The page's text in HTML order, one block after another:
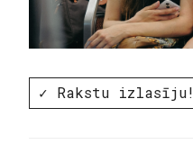
✓ Rakstu izlasīju!